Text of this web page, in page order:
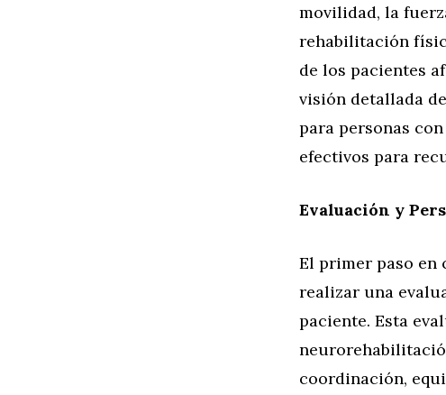
movilidad, la
rehabilitación
de los pacientes
visión detallada
para personas
efectivos para
Evaluación y
El primer paso
realizar una
paciente. Esta
coordinación,